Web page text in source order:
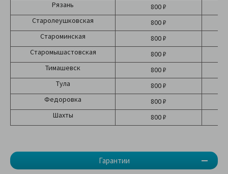
Гарантии
Рязань
800 ₽
Старолеушковская
800 ₽
Староминская
800 ₽
Старомышастовская
800 ₽
Тимашевск
800 ₽
Тула
800 ₽
Федоровка
800 ₽
Шахты
800 ₽